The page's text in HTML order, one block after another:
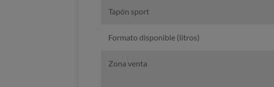
Tapón sport
Formato disponible (litros)
Zona venta